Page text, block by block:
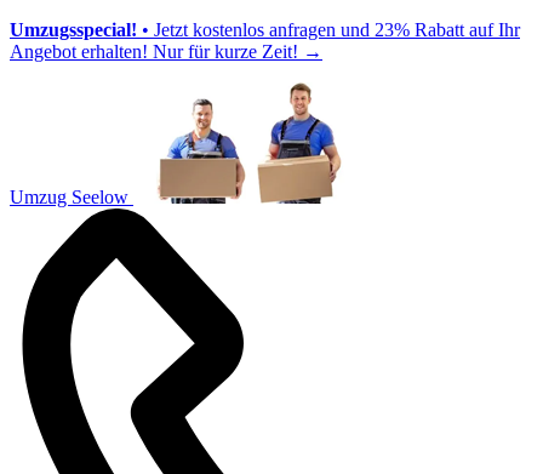
Umzugsspecial! • Jetzt kostenlos anfragen und 23% Rabatt auf Ihr
Angebot erhalten! Nur für kurze Zeit! →
Umzug Seelow